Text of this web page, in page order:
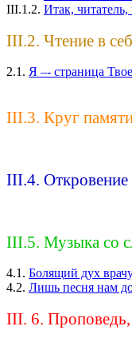
III.1.2. Итак,
III.2. Чтение в
2.1. Я –- страница
III.3. Круг
III.4. Откровение
III.5. Музыка со
4.1. Болящий дух
4.2. Лишь песня нам
III. 6.